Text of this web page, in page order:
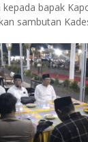
bapak
sambutan